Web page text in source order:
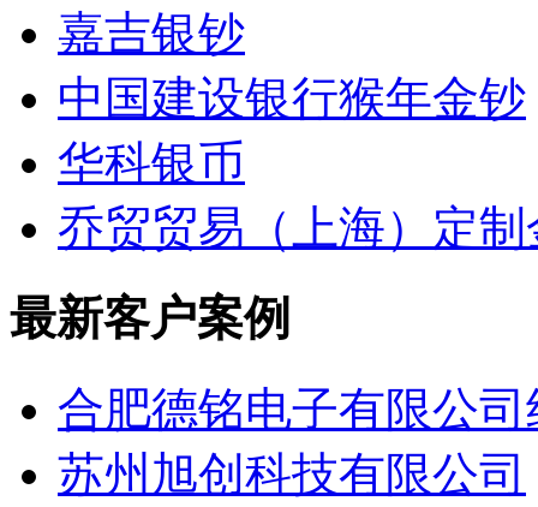
嘉吉银钞
中国建设银行猴年金钞
华科银币
乔贸贸易（上海）定制
最新客户案例
合肥德铭电子有限公
苏州旭创科技有限公司